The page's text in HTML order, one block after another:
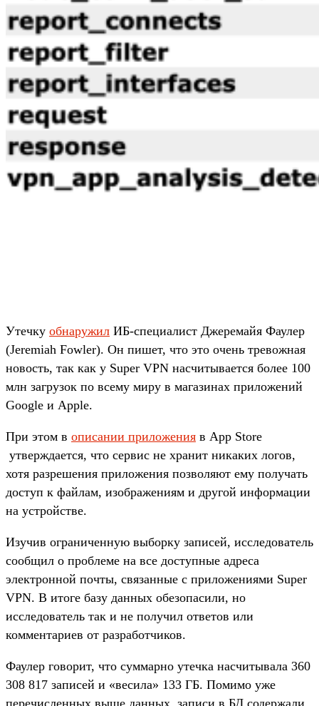
Утечку обнаружил ИБ-специалист Джеремайя Фаулер
(Jeremiah Fowler). Он пишет, что это очень тревожная
новость, так как у Super VPN насчитывается более 100
млн загрузок по всему миру в магазинах приложений
Google и Apple.
При этом в описании приложения в App Store
утверждается, что сервис не хранит никаких логов,
хотя разрешения приложения позволяют ему получать
доступ к файлам, изображениям и другой информации
на устройстве.
Изучив ограниченную выборку записей, исследователь
сообщил о проблеме на все доступные адреса
электронной почты, связанные с приложениями Super
VPN. В итоге базу данных обезопасили, но
исследователь так и не получил ответов или
комментариев от разработчиков.
Фаулер говорит, что суммарно утечка насчитывала 360
308 817 записей и «весила» 133 ГБ. Помимо уже
перечисленных выше данных, записи в БД содержали